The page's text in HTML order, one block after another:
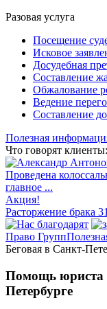
Разовая услуга
Посещение
Исковое
Досудебная
Составление
Обжалование
Ведение
Составление
Полезная
Что говорят клиенты:
Проведена
главное ...
Акция!
Расторжение брака
Право Групп
Беговая в Санкт-
Помощь юриста
Петербурге